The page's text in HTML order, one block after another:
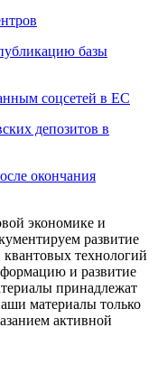
базы
соцсетей в ЕС
депозитов в
окончания
экономике и
развитие
квантовых технологий
и развитие
принадлежат
материалы только
активной